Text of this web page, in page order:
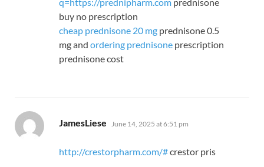
q=https://prednipharm.com prednisone
buy no prescription
cheap prednisone 20 mg prednisone 0.5
mg and ordering prednisone prescription
prednisone cost
JamesLiese says:
June 14, 2025 at 6:51 pm
http://crestorpharm.com/#crestor pris